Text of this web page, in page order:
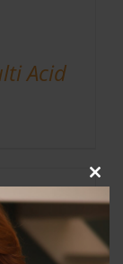
Acid
Close